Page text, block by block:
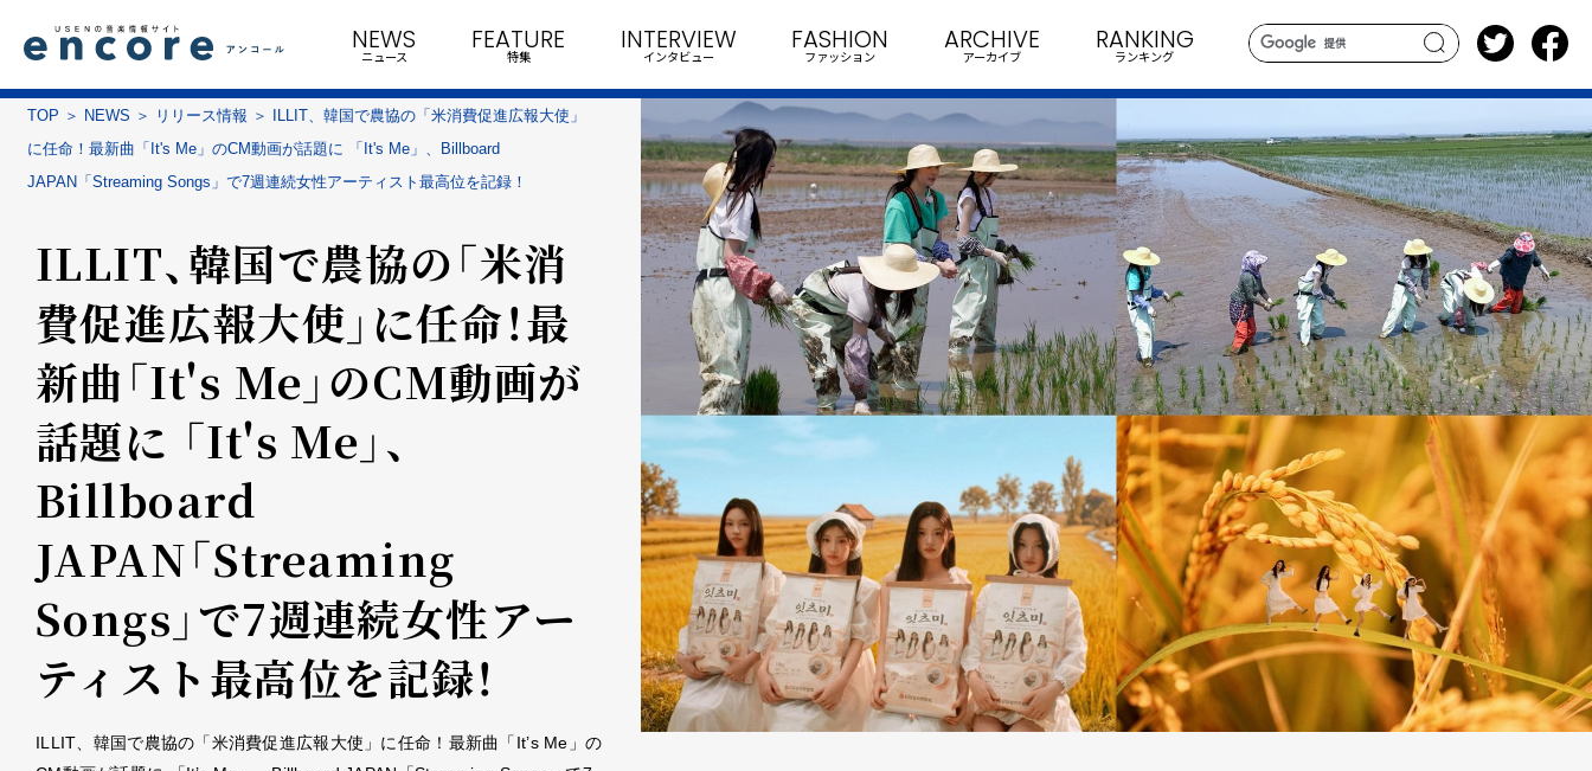
search
NEWS
ニュース
FEATURE
特集
INTERVIEW
インタビュー
FASHION
ファッション
ARCHIVE
アーカイブ
RANKING
ランキング
TOP NEWS リリース情報
ILLIT、韓国で農協の「米消費促進広報大使」
に任命！最新曲「It's Me」のCM動画が話題に 「It's Me」、Billboard
JAPAN「Streaming Songs」で7週連続女性アーティスト最高位を記録！
ILLIT、韓国で農協の「米消
費促進広報大使」に任命！最
新曲「It's Me」のCM動画が
話題に 「It's Me」、
Billboard
JAPAN「Streaming
Songs」で7週連続女性アー
ティスト最高位を記録！
ILLIT、韓国で農協の「米消費促進広報大使」に任命！最新曲「It’s Me」の